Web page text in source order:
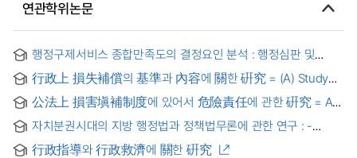
연관학위논문
행정구제서비스 종합만족도의 결정요인 분석 : 행정심판 및
고충처리제도 중심으로 = (An) analysis on determinants of
administrative redemption service : Administrative Appleals
and Complaints Handling
行政上 損失補償의 基準과 內容에 關한 硏究 = (A) Study
on the Content and Standard of Compens ation in Adminis
trative Law
公法上 損害塡補制度에 있어서 危險責任에 관한 硏究 = A
Study of the risk responsibility of the damage-supplement
system on the public Law
자치분권시대의 지방 행정법과 정책법무론에 관한 연구 : -
지방과학기술 정책법무 사례를 중심으로 -
行政指導와 行政救濟에 關한 硏究